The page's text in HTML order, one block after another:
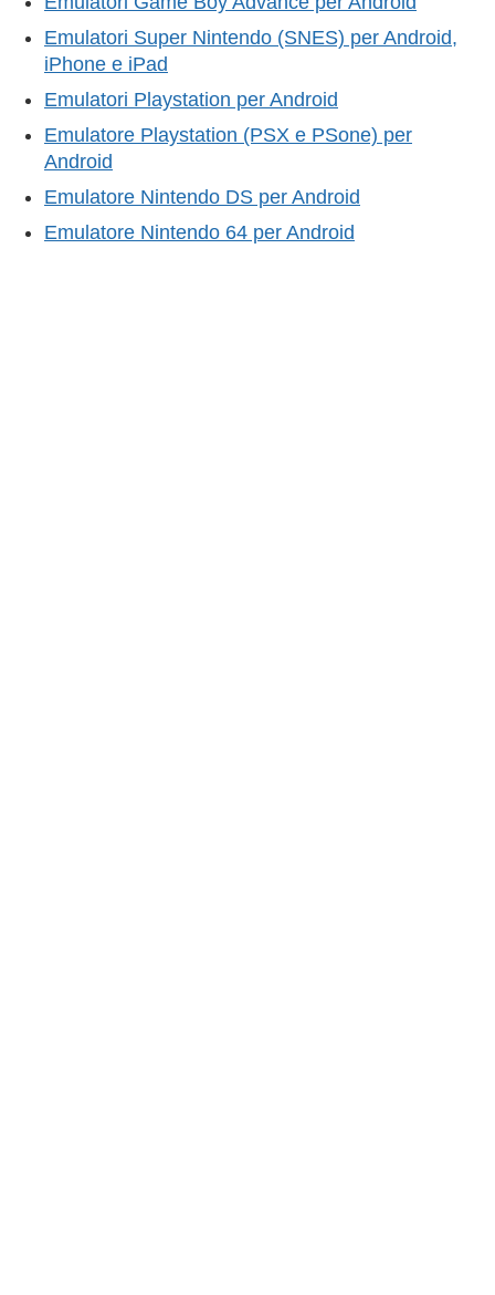
Emulatori Super Nintendo (SNES) per Android,
iPhone e iPad
Emulatori Playstation per Android
Emulatore Playstation (PSX e PSone) per
Android
Emulatore Nintendo DS per Android
Emulatore Nintendo 64 per Android